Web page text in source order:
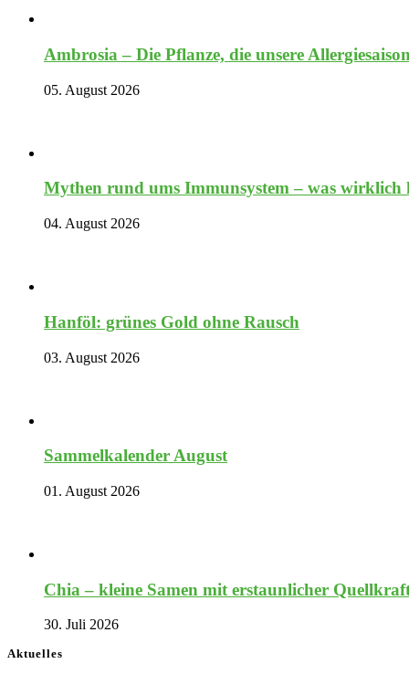
Ambrosia – Die Pflanze, die unsere
05. August 2026
Mythen rund ums Immunsystem – was
04. August 2026
Hanföl: grünes Gold ohne Rausch
03. August 2026
Sammelkalender August
01. August 2026
Chia – kleine Samen mit erstaunlicher
30. Juli 2026
Aktuelles